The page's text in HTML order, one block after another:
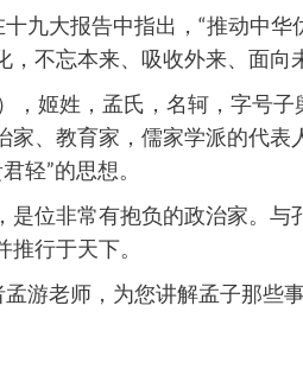
九大报告中指出，“推动中
不忘本来、吸收外来、面向未
，姬姓，孟氏，名轲，字号
家、教育家，儒家学派的代
轻”的思想。
是位非常有抱负的政治家。
行于天下。
游老师，为您讲解孟子那些